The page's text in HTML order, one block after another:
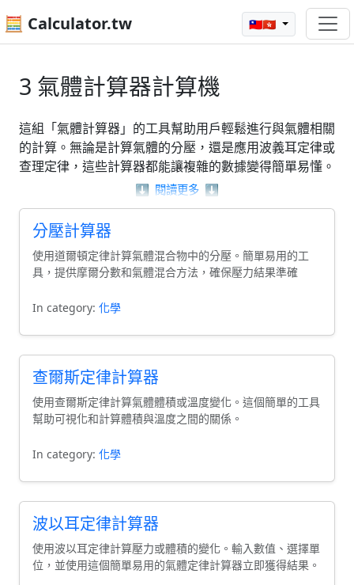
🧮 Calculator.tw 🇹🇼🇭🇰
3 氣體計算器計算機
這組「氣體計算器」的工具幫助用戶輕鬆進行與氣體相關
的計算。無論是計算氣體的分壓，還是應用波義耳定律或
查理定律，這些計算器都能讓複雜的數據變得簡單易懂。
用戶可以使用這些計算器來解決各種問題，例如計算特定
條件下氣體的體積或壓力，從而提高對氣體行為的理解。
無論您是學生還是專業人士，這些「氣體計算器」都將成
為您進行氣體計算的得力助手。
⬇️ 閱讀更多 ⬇️
分壓計算器
使用道爾頓定律計算氣體混合物中的分壓。簡單易用的工
具，提供摩爾分數和氣體混合方法，確保壓力結果準確
In category: 化學
查爾斯定律計算器
使用查爾斯定律計算氣體體積或溫度變化。這個簡單的工具
幫助可視化和計算體積與溫度之間的關係。
In category: 化學
波以耳定律計算器
使用波以耳定律計算壓力或體積的變化。輸入數值、選擇單
位，並使用這個簡單易用的氣體定律計算器立即獲得結果。